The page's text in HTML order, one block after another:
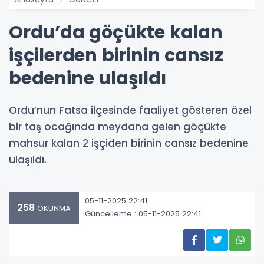
Ordu’da göçükte kalan
işçilerden birinin cansız
bedenine ulaşıldı
Ordu’nun Fatsa ilçesinde faaliyet gösteren özel
bir taş ocağında meydana gelen göçükte
mahsur kalan 2 işçiden birinin cansız bedenine
ulaşıldı.
258 OKUNMA
05-11-2025 22:41
Güncelleme : 05-11-2025 22:41